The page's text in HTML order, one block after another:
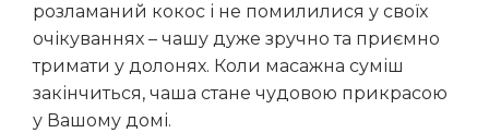
розламаний кокос і не помилилися у своїх
очікуваннях – чашу дуже зручно та приємно
тримати у долонях. Коли масажна суміш
закінчиться, чаша стане чудовою прикрасою
у Вашому домі.